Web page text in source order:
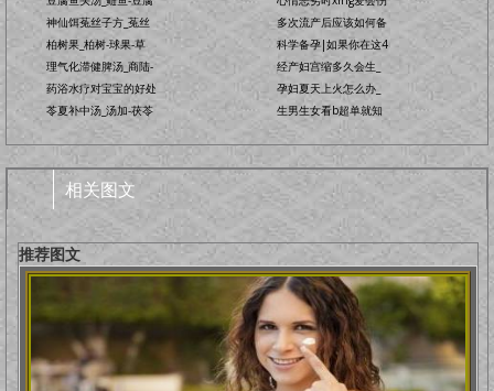
神仙饵菟丝子方_菟丝
柏树果_柏树-球果-草
理气化滞健脾汤_商陆-
药浴水疗对宝宝的好处
苓夏补中汤_汤加-茯苓
多次流产后应该如何备
科学备孕|如果你在这4
经产妇宫缩多久会生_
孕妇夏天上火怎么办_
生男生女看b超单就知
相关图文
推荐图文